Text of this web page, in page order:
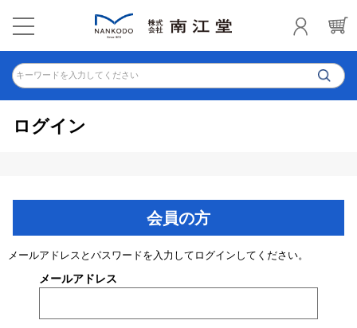
キーワードを入力してください
ログイン
会員の方
メールアドレスとパスワードを入力してログインしてください。
メールアドレス